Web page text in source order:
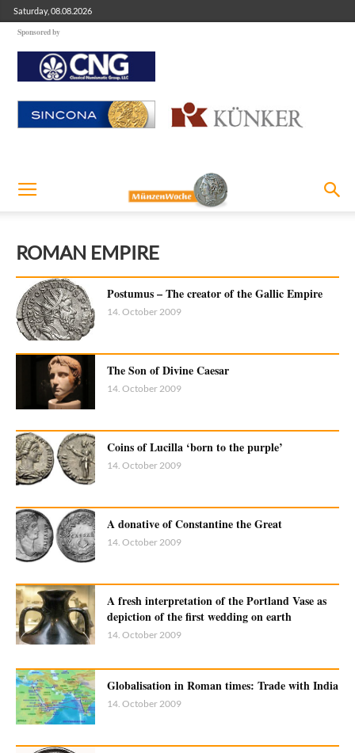
Saturday, 08.08.2026
Sponsored by
ROMAN EMPIRE
Postumus – The creator of the Gallic Empire
14. October 2009
The Son of Divine Caesar
14. October 2009
Coins of Lucilla ‘born to the purple’
14. October 2009
A donative of Constantine the Great
14. October 2009
A fresh interpretation of the Portland Vase as
depiction of the first wedding on earth
14. October 2009
Globalisation in Roman times: Trade with India
14. October 2009